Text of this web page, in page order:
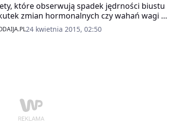
które obserwują spadek jędrności biustu
zmian hormonalnych czy wahań wagi po
lub kuracji odchudzającej mogą od teraz
teraz po jedyna na rynku inspirowane
24 kwietnia 2015, 02:50